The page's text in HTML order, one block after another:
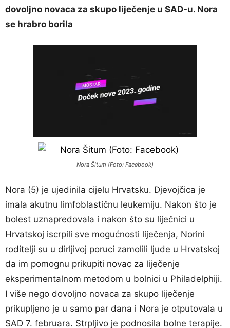
dovoljno novaca za skupo liječenje u SAD-u. Nora
se hrabro borila
Nora Šitum (Foto: Facebook)
Nora (5) je ujedinila cijelu Hrvatsku. Djevojčica je
imala akutnu limfoblastičnu leukemiju. Nakon što je
bolest uznapredovala i nakon što su liječnici u
Hrvatskoj iscrpili sve mogućnosti liječenja, Norini
roditelji su u dirljivoj poruci zamolili ljude u Hrvatskoj
da im pomognu prikupiti novac za liječenje
eksperimentalnom metodom u bolnici u Philadelphiji.
I više nego dovoljno novaca za skupo liječenje
prikupljeno je u samo par dana i Nora je otputovala u
SAD 7. februara. Strpljivo je podnosila bolne terapije.